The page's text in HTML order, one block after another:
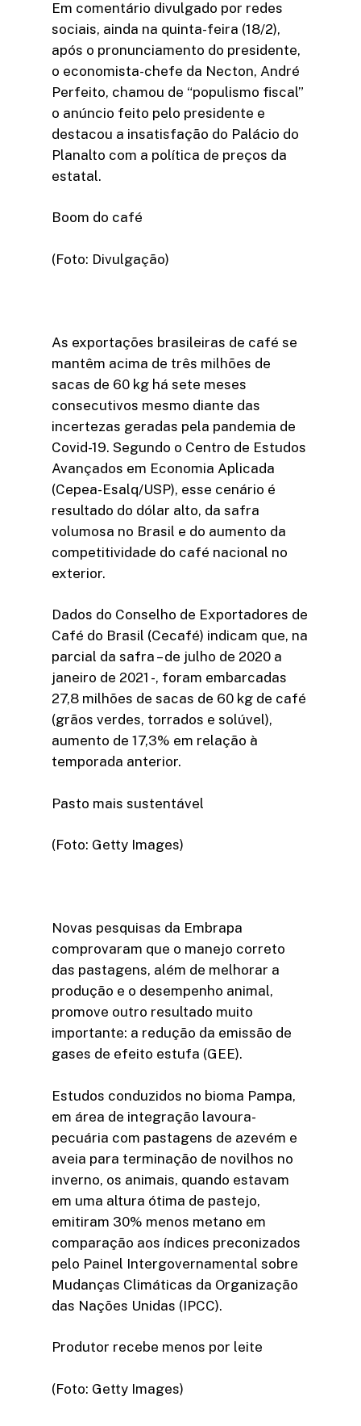
Em comentário divulgado por redes
sociais, ainda na quinta-feira (18/2),
após o pronunciamento do presidente,
o economista-chefe da Necton, André
Perfeito, chamou de “populismo fiscal”
o anúncio feito pelo presidente e
destacou a insatisfação do Palácio do
Planalto com a política de preços da
estatal.
Boom do café
(Foto: Divulgação)
As exportações brasileiras de café se
mantêm acima de três milhões de
sacas de 60 kg há sete meses
consecutivos mesmo diante das
incertezas geradas pela pandemia de
Covid-19. Segundo o Centro de Estudos
Avançados em Economia Aplicada
(Cepea-Esalq/USP), esse cenário é
resultado do dólar alto, da safra
volumosa no Brasil e do aumento da
competitividade do café nacional no
exterior.
Dados do Conselho de Exportadores de
Café do Brasil (Cecafé) indicam que, na
parcial da safra – de julho de 2020 a
janeiro de 2021 -, foram embarcadas
27,8 milhões de sacas de 60 kg de café
(grãos verdes, torrados e solúvel),
aumento de 17,3% em relação à
temporada anterior.
Pasto mais sustentável
(Foto: Getty Images)
Novas pesquisas da Embrapa
comprovaram que o manejo correto
das pastagens, além de melhorar a
produção e o desempenho animal,
promove outro resultado muito
importante: a redução da emissão de
gases de efeito estufa (GEE).
Estudos conduzidos no bioma Pampa,
em área de integração lavoura-
pecuária com pastagens de azevém e
aveia para terminação de novilhos no
inverno, os animais, quando estavam
em uma altura ótima de pastejo,
emitiram 30% menos metano em
comparação aos índices preconizados
pelo Painel Intergovernamental sobre
Mudanças Climáticas da Organização
das Nações Unidas (IPCC).
Produtor recebe menos por leite
(Foto: Getty Images)